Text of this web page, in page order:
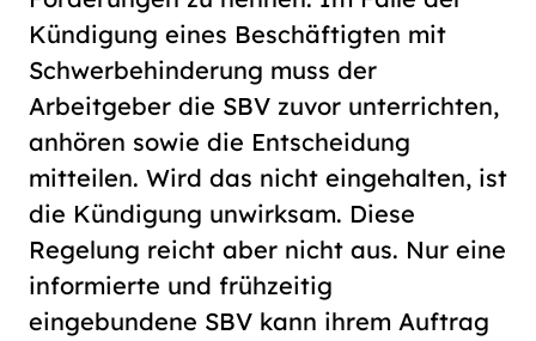
Kündigung eines Beschäftigten mit
Schwerbehinderung muss der
Arbeitgeber die SBV zuvor unterrichten,
anhören sowie die Entscheidung
mitteilen. Wird das nicht eingehalten, ist
die Kündigung unwirksam. Diese
Regelung reicht aber nicht aus. Nur eine
informierte und frühzeitig
eingebundene SBV kann ihrem Auftrag